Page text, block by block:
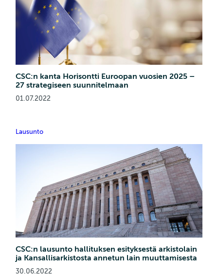
CSC:n kanta Horisontti Euroopan vuosien 2025 –
27 strategiseen suunnitelmaan
01.07.2022
Lausunto
CSC:n lausunto hallituksen esityksestä arkistolain
ja Kansallisarkistosta annetun lain muuttamisesta
30.06.2022